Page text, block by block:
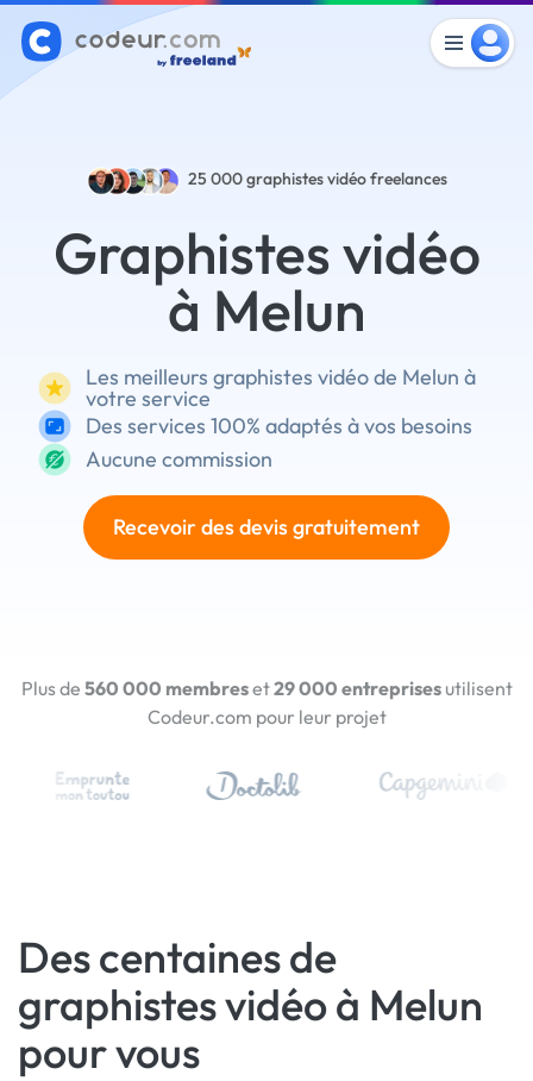
25 000graphistes vidéo freelances
Graphistes vidéo
à Melun
Les meilleurs graphistes vidéo de Melun à
votre service
Des services 100% adaptés à vos besoins
Aucune commission
Recevoir des devis gratuitement
Plus de 560 000 membreset29 000 entreprisesutilisent
Codeur.com pour leur projet
Des centaines de
graphistes vidéo à Melun
pour vous